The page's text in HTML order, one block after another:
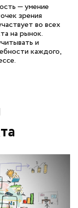
— умение
зрения
во всех
на рынок.
и
каждого,